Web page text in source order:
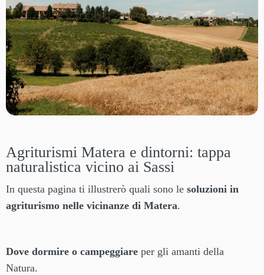
Agriturismi Matera e dintorni: tappa
naturalistica vicino ai Sassi
In questa pagina ti illustrerò quali sono le soluzioni in
agriturismo nelle vicinanze di Matera.
Dove dormire o campeggiare per gli amanti della
Natura.